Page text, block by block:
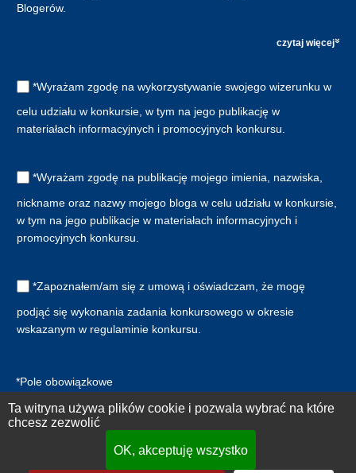
Blogerów.
czytaj więcej
*Wyrażam zgodę na wykorzystywanie swojego wizerunku w
celu udziału w konkursie, w tym na jego publikację w
materiałach informacyjnych i promocyjnych konkursu.
*Wyrażam zgodę na publikację mojego imienia, nazwiska,
nickname oraz nazwy mojego bloga w celu udziału w konkursie,
w tym na jego publikacje w materiałach informacyjnych i
promocyjnych konkursu.
*Zapoznałem/am się z umową i oświadczam, że mogę
podjąć się wykonania zadania konkursowego w okresie
wskazanym w regulaminie konkursu.
*Pole obowiązkowe
danych osobowych.
Ta witryna używa plików cookie i pozwala wybrać na które
chcesz zezwolić
OK, akceptuję wszystko